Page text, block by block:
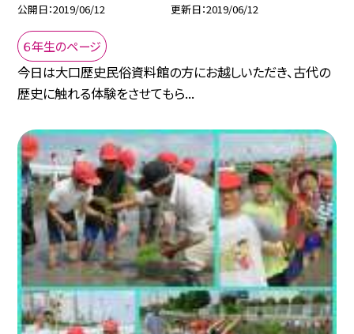
公開日 2019/06/12 更新日 2019/06/12
６年生のページ
今日は大口歴史民俗資料館の方にお越しいただき、古代の
歴史に触れる体験をさせてもら...